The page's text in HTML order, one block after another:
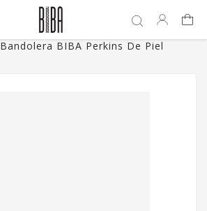
Bandolera BIBA Perkins De Piel